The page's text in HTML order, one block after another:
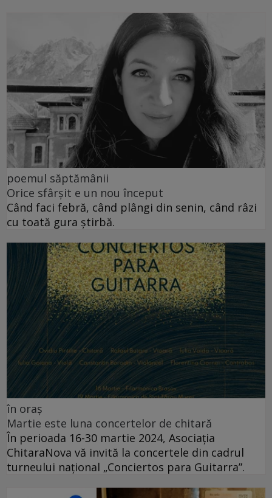
poemul săptămânii
Orice sfârșit e un nou început
Când faci febră, când plângi din senin, când râzi
cu toată gura știrbă.
în oraș
Martie este luna concertelor de chitară
În perioada 16-30 martie 2024, Asociația
ChitaraNova vă invită la concertele din cadrul
turneului național „Conciertos para Guitarra”.